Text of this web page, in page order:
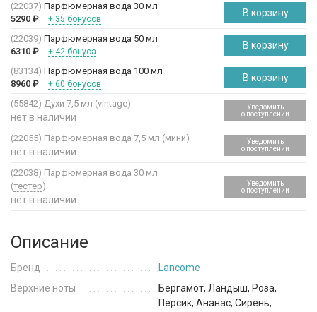
(22037) Парфюмерная вода 30 мл
5290 ₽ + 35 бонусов
В корзину
(22039) Парфюмерная вода 50 мл
6310 ₽ + 42 бонуса
В корзину
(83134) Парфюмерная вода 100 мл
8960 ₽ + 60 бонусов
В корзину
(55842) Духи 7,5 мл (vintage)
нет в наличии
Уведомить
о поступлении
(22055) Парфюмерная вода 7,5 мл (мини)
нет в наличии
Уведомить
о поступлении
(22038) Парфюмерная вода 30 мл
(тестер)
нет в наличии
Уведомить
о поступлении
Описание
Бренд
Lancome
Верхние ноты
Бергамот, Ландыш, Роза,
Персик, Ананас, Сирень,